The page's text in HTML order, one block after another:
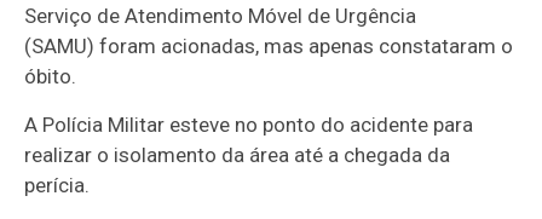
Serviço de Atendimento Móvel de Urgência
(SAMU) foram acionadas, mas apenas constataram o
óbito.
A Polícia Militar esteve no ponto do acidente para
realizar o isolamento da área até a chegada da
perícia.